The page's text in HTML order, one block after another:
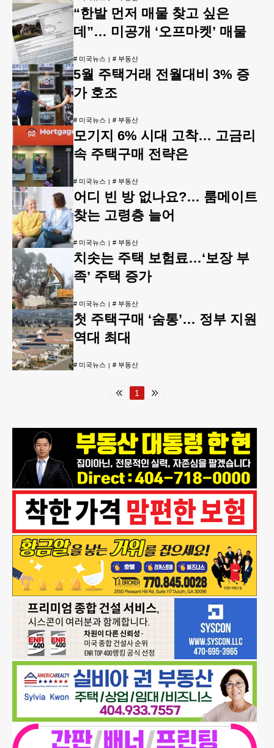
“한발 먼저 매물 찾고 싶은
데”… 미공개 ‘오프마켓’ 매물
# 미국뉴스 # 부동산
5월 주택거래 전월대비 3% 증
가 호조
# 미국뉴스 # 부동산
모기지 6% 시대 고착… 고금리
속 주택구매 전략은
# 미국뉴스 # 부동산
어디 빈 방 없나요?… 룸메이트
찾는 고령층 늘어
# 미국뉴스 # 부동산
치솟는 주택 보험료…‘보장 부
족’ 주택 증가
# 미국뉴스 # 부동산
첫 주택구매 ‘숨통’… 정부 지원
역대 최대
# 미국뉴스 # 부동산
1